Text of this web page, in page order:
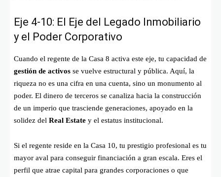
Eje 4-10: El Eje del Legado Inmobiliario
y el Poder Corporativo
Cuando el regente de la Casa 8 activa este eje, tu capacidad de
gestión de activos se vuelve estructural y pública. Aquí, la
riqueza no es una cifra en una cuenta, sino un monumento al
poder. El dinero de terceros se canaliza hacia la construcción
de un imperio que trasciende generaciones, apoyado en la
solidez del Real Estate y el estatus institucional.
Si el regente reside en la Casa 10, tu prestigio profesional es tu
mayor aval para conseguir financiación a gran escala. Eres el
perfil que atrae capital para grandes corporaciones o que